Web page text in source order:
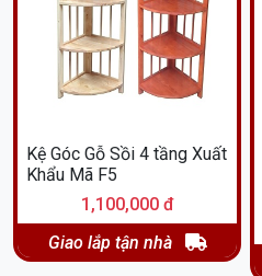
Kệ Góc Gỗ Sồi 4 tầng Xuất
Khẩu Mã F5
1,100,000 đ
Giao lắp tận nhà